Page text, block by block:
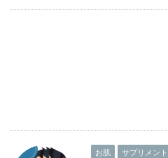
お肌 サプリメント